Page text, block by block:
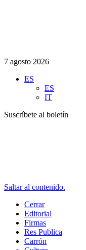
7 agosto 2026
ES
ES
IT
Suscríbete al boletín
Saltar al contenido.
Cerrar
Editorial
Firmas
Res Publica
Carrón